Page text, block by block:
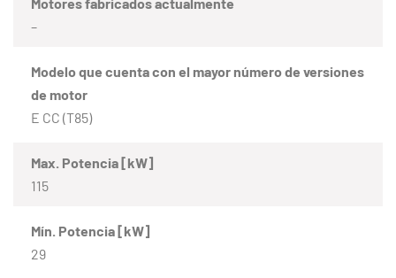
–
Modelo que cuenta con el mayor número de versiones
de motor
E CC (T85)
Max. Potencia [kW]
115
Mín. Potencia [kW]
29